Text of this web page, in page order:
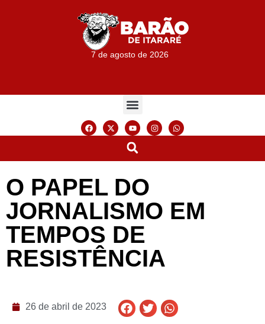
7 de agosto de 2026
O PAPEL DO
JORNALISMO EM
TEMPOS DE
RESISTÊNCIA
26 de abril de 2023